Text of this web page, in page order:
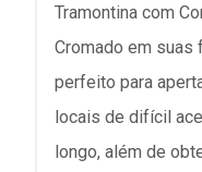
Tramontina com
Cromado em suas
perfeito para
locais de difícil
longo, além de